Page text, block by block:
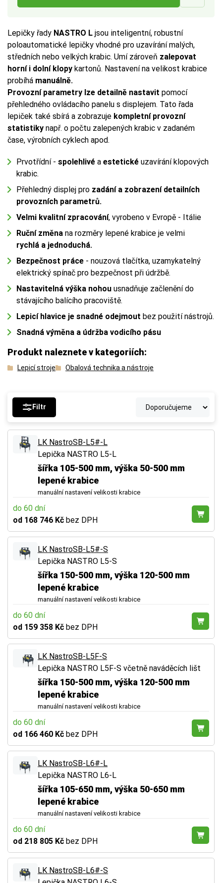
Lepičky řady NASTRO L jsou inteligentní, robustní
poloautomatické lepičky vhodné pro uzavírání malých,
středních nebo velkých krabic. Umí zároveň zalepovat
horní i dolní klopy kartonů. Nastavení na velikost krabice
probíhá manuálně.
Provozní parametry lze detailně nastavit pomocí
přehledného ovládacího panelu s displejem. Tato řada
lepiček také sbírá a zobrazuje kompletní provozní
statistiky např. o počtu zalepených krabic v zadaném
čase, výrobních cyklech apod.
Prvotřídní - spolehlivé a estetické uzavírání klopových
krabic.
Přehledný displej pro zadání a zobrazení detailních
provozních parametrů.
Velmi kvalitní zpracování, vyrobeno v Evropě - Itálie
Ruční změna na rozměry lepené krabice je velmi
rychlá a jednoduchá.
Bezpečnost práce - nouzová tlačítka, uzamykatelný
elektrický spínač pro bezpečnost při údržbě.
Nastavitelná výška nohou usnadňuje začlenění do
stávajícího balícího pracoviště.
Lepicí hlavice je snadné odejmout bez použití nástrojů.
Snadná výměna a údržba vodicího pásu
Produkt naleznete v kategoriích:
Lepicí stroje Obalová technika a nástroje
Filtr
LK NastroSB-L5#-L
Lepička NASTRO L5-L
šířka 105-500 mm, výška 50-500 mm
lepené krabice
manuální nastavení velikosti krabice
do 60 dní
od 168 746 Kč bez DPH
LK NastroSB-L5#-S
Lepička NASTRO L5-S
šířka 150-500 mm, výška 120-500 mm
lepené krabice
manuální nastavení velikosti krabice
do 60 dní
od 159 358 Kč bez DPH
LK NastroSB-L5F-S
Lepička NASTRO L5F-S včetně naváděcích lišt
šířka 150-500 mm, výška 120-500 mm
lepené krabice
manuální nastavení velikosti krabice
do 60 dní
od 166 460 Kč bez DPH
LK NastroSB-L6#-L
Lepička NASTRO L6-L
šířka 105-650 mm, výška 50-650 mm
lepené krabice
manuální nastavení velikosti krabice
do 60 dní
od 218 805 Kč bez DPH
LK NastroSB-L6#-S